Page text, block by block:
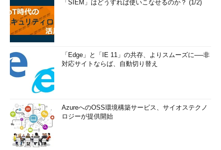
「SIEM」はどうすれば使いこなせるのか？ (1/2)
「Edge」と「IE 11」の共存、よりスムーズに──非
対応サイトならば、自動切り替え
AzureへのOSS環境構築サービス、サイオステクノ
ロジーが提供開始